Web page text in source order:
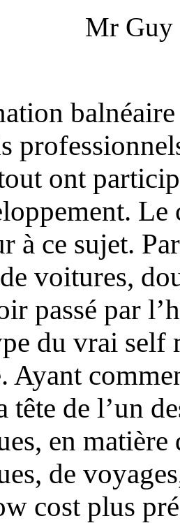
Mr
ont
Le
à ce sujet.
voitures,
passé par
du vrai self
Ayant
tête de l’un
en matière
de
cost plus